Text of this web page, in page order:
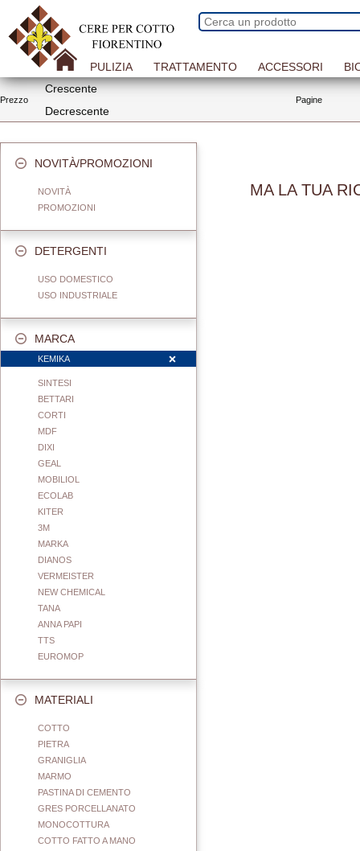
PULIZIA TRATTAMENTO ACCESSORI
Prezzo
Crescente
Decrescente
Pagine
NOVITÀ/PROMOZIONI
NOVITÀ
PROMOZIONI
DETERGENTI
USO DOMESTICO
USO INDUSTRIALE
MARCA
KEMIKA
SINTESI
BETTARI
CORTI
MDF
DIXI
GEAL
MOBILIOL
ECOLAB
KITER
3M
MARKA
DIANOS
VERMEISTER
NEW CHEMICAL
TANA
ANNA PAPI
TTS
EUROMOP
MATERIALI
COTTO
PIETRA
GRANIGLIA
MARMO
PASTINA DI CEMENTO
GRES PORCELLANATO
MONOCOTTURA
COTTO FATTO A MANO
MA LA TUA